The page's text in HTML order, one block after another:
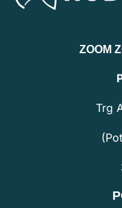
ZOOM
Trg